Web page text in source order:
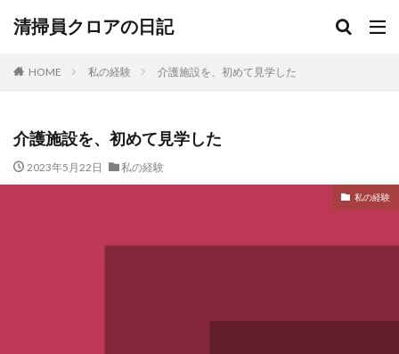
清掃員クロアの日記
HOME 私の経験 介護施設を、初めて見学した
介護施設を、初めて見学した
2023年5月22日 私の経験
私の経験